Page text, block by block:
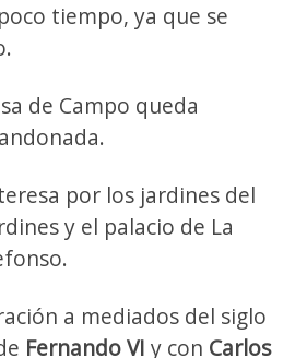
tiempo, ya que se
de Campo queda
por los jardines del
y el palacio de La
a mediados del siglo
Fernando VI y con Carlos